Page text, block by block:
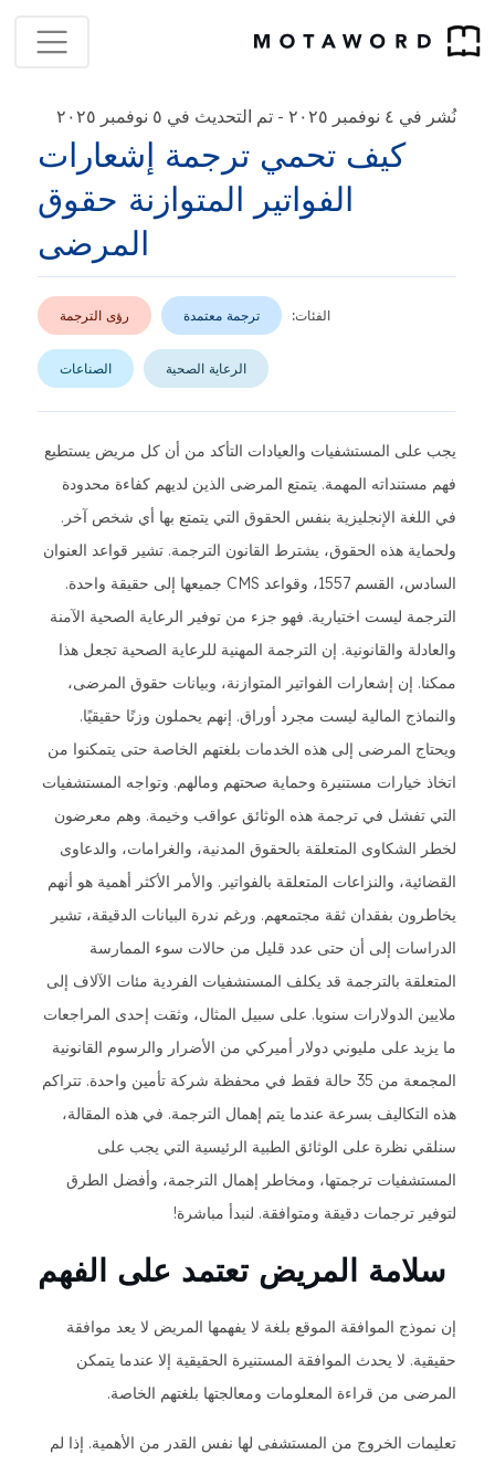
نُشر في ٤ نوفمبر ٢٠٢٥ - تم التحديث في ٥ نوفمبر ٢٠٢٥
كيف تحمي ترجمة إشعارات
الفواتير المتوازنة حقوق
المرضى
الفئات: ترجمة معتمدة رؤى الترجمة
الرعاية الصحية الصناعات
يجب على المستشفيات والعيادات التأكد من أن كل مريض يستطيع
فهم مستنداته المهمة. يتمتع المرضى الذين لديهم كفاءة محدودة
في اللغة الإنجليزية بنفس الحقوق التي يتمتع بها أي شخص آخر.
ولحماية هذه الحقوق، يشترط القانون الترجمة. تشير قواعد العنوان
السادس، القسم 1557، وقواعد CMS جميعها إلى حقيقة واحدة.
الترجمة ليست اختيارية. فهو جزء من توفير الرعاية الصحية الآمنة
والعادلة والقانونية. إن الترجمة المهنية للرعاية الصحية تجعل هذا
ممكنا. إن إشعارات الفواتير المتوازنة، وبيانات حقوق المرضى،
والنماذج المالية ليست مجرد أوراق. إنهم يحملون وزنًا حقيقيًا.
ويحتاج المرضى إلى هذه الخدمات بلغتهم الخاصة حتى يتمكنوا من
اتخاذ خيارات مستنيرة وحماية صحتهم ومالهم. وتواجه المستشفيات
التي تفشل في ترجمة هذه الوثائق عواقب وخيمة. وهم معرضون
لخطر الشكاوى المتعلقة بالحقوق المدنية، والغرامات، والدعاوى
القضائية، والنزاعات المتعلقة بالفواتير. والأمر الأكثر أهمية هو أنهم
يخاطرون بفقدان ثقة مجتمعهم. ورغم ندرة البيانات الدقيقة، تشير
الدراسات إلى أن حتى عدد قليل من حالات سوء الممارسة
المتعلقة بالترجمة قد يكلف المستشفيات الفردية مئات الآلاف إلى
ملايين الدولارات سنويا. على سبيل المثال، وثقت إحدى المراجعات
ما يزيد على مليوني دولار أميركي من الأضرار والرسوم القانونية
المجمعة من 35 حالة فقط في محفظة شركة تأمين واحدة. تتراكم
هذه التكاليف بسرعة عندما يتم إهمال الترجمة. في هذه المقالة،
سنلقي نظرة على الوثائق الطبية الرئيسية التي يجب على
المستشفيات ترجمتها، ومخاطر إهمال الترجمة، وأفضل الطرق
لتوفير ترجمات دقيقة ومتوافقة. لنبدأ مباشرة!
سلامة المريض تعتمد على الفهم
إن نموذج الموافقة الموقع بلغة لا يفهمها المريض لا يعد موافقة
حقيقية. لا يحدث الموافقة المستنيرة الحقيقية إلا عندما يتمكن
المرضى من قراءة المعلومات ومعالجتها بلغتهم الخاصة.
تعليمات الخروج من المستشفى لها نفس القدر من الأهمية. إذا لم